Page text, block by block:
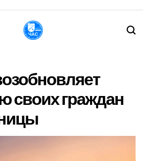
своих граждан